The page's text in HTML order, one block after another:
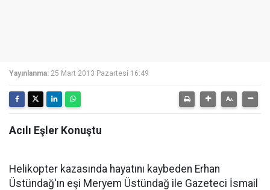
Yayınlanma: 25 Mart 2013 Pazartesi 16:49
Acılı Eşler Konuştu
Helikopter kazasında hayatını kaybeden Erhan
Üstündağ'ın eşi Meryem Üstündağ ile Gazeteci İsmail